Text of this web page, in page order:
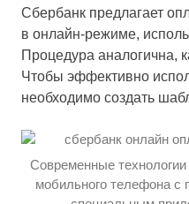
Сбербанк предлагает
в онлайн-режиме,
Процедура аналогична,
Чтобы эффективно
необходимо создать
Современные
мобильного телефона с